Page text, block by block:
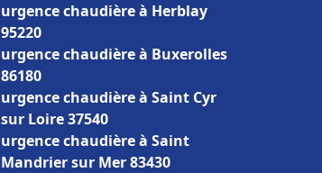
urgence chaudière à Herblay
95220
urgence chaudière à Buxerolles
86180
urgence chaudière à Saint Cyr
sur Loire 37540
urgence chaudière à Saint
Mandrier sur Mer 83430